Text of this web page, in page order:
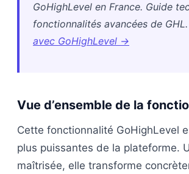
GoHighLevel en France. Guide
fonctionnalités avancées de GHL.
avec GoHighLevel →
Vue d’ensemble de la
Cette fonctionnalité GoHighLevel
plus puissantes de la plateforme.
maîtrisée, elle transforme